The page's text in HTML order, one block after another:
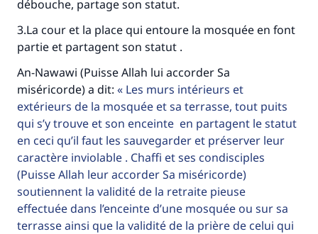
débouche, partage son statut.
3.La cour et la place qui entoure la mosquée en font
partie et partagent son statut .
An-Nawawi (Puisse Allah lui accorder Sa
miséricorde) a dit:
Les murs intérieurs et
extérieurs de la mosquée et sa terrasse, tout puits
qui s’y trouve et son enceinte en partagent le statut
en ceci qu’il faut les sauvegarder et préserver leur
caractère inviolable . Chaffi et ses condisciples
(Puisse Allah leur accorder Sa miséricorde)
soutiennent la validité de la retraite pieuse
effectuée dans l’enceinte d’une mosquée ou sur sa
terrasse ainsi que la validité de la prière de celui qui
Aidez nous à apporter des réponses.
Le Messager d'Allah (Paix sur lui) a dit:
"Celui qui indique une bonne action obtient la
même récompense que celui qui le fait."
(MOUSLIM 1893)
Soutenez IslamQA